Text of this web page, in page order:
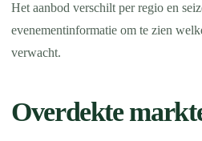
Het aanbod verschilt per regio en
evenementinformatie om te zien
verwacht.
Overdekte